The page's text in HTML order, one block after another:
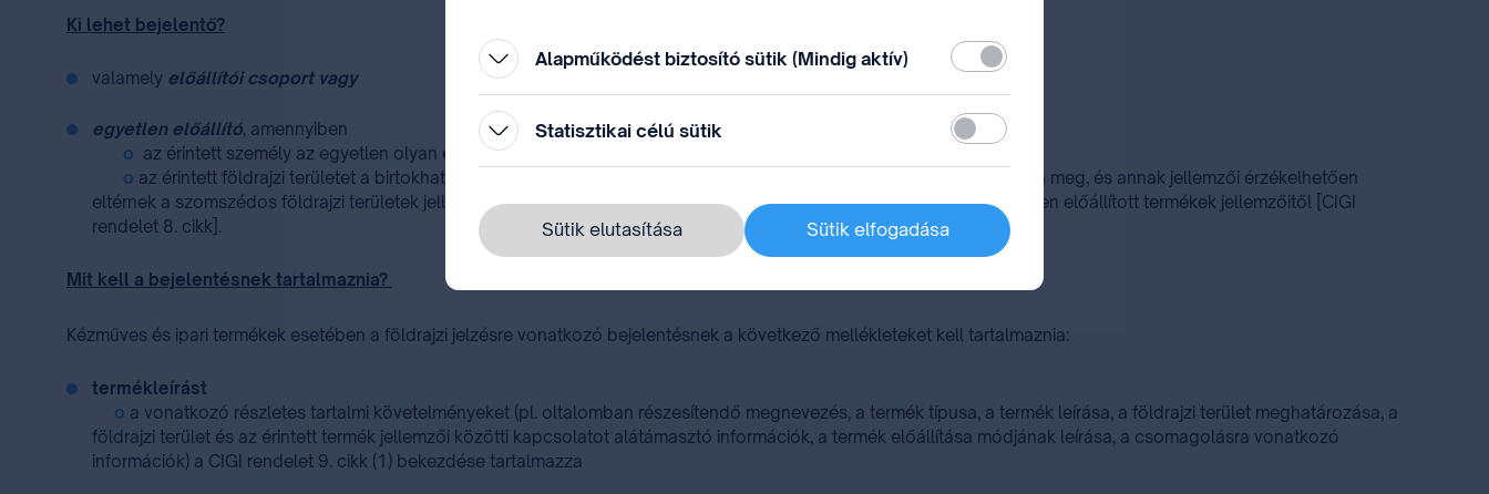
Ki lehet bejelentő?
valamely előállítói csoport vagy
egyetlen előállító, amennyiben
o az érintett személy az egyetlen olyan előállító, aki bejelentést szándékozik benyújtani és benyújtani
o az érintett földrajzi területet a birtokhatárokra történő hivatkozás nélkül egy terület meghatározott része határozza meg, és annak jellemzői érzékelhetően
eltérnek a szomszédos földrajzi területek jellemzőitől, vagy a termék jellemzői eltérnek a szomszédos földrajzi területeken előállított termékek jellemzőitől [CIGI
rendelet 8. cikk].
Mit kell a bejelentésnek tartalmaznia?
Kézműves és ipari termékek esetében a földrajzi jelzésre vonatkozó bejelentésnek a következő mellékleteket kell tartalmaznia:
termékleírást
o a vonatkozó részletes tartalmi követelményeket (pl. oltalomban részesítendő megnevezés, a termék típusa, a termék leírása, a földrajzi terület meghatározása, a
földrajzi terület és az érintett termék jellemzői közötti kapcsolatot alátámasztó információk, a termék előállítása módjának leírása, a csomagolásra vonatkozó
információk) a CIGI rendelet 9. cikk (1) bekezdése tartalmazza
Alapműködést biztosító sütik (Mindig aktív) Kötelező
Statisztikai célú sütik Statisztikai
Sütik elutasítása Sütik elfogadása